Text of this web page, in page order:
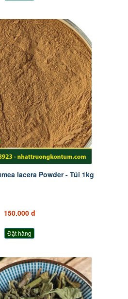
lacera Powder - Túi 1kg
150.000 đ
Đặt hàng